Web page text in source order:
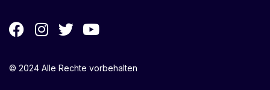
© 2024 Alle Rechte vorbehalten